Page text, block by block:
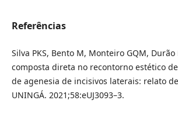
Referências
Silva PKS, Bento M, Monteiro GQM, Durão
composta direta no recontorno estético
de agenesia de incisivos laterais: relato
UNINGÁ. 2021;58:eUJ3093–3.